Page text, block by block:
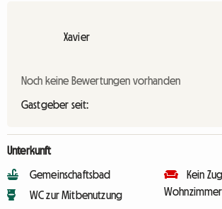
Xavier
Noch keine Bewertungen vorhanden
Gastgeber seit:
Unterkunft
Gemeinschaftsbad
WC zur Mitbenutzung
Kein
Wohnzimmer